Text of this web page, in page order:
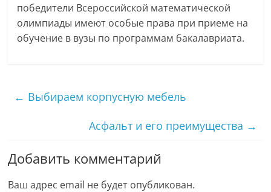
победители Всероссийской математической
олимпиады имеют особые права при приеме на
обучение в вузы по программам бакалавриата.
← Выбираем корпусную мебель
Асфальт и его преимущества →
Добавить комментарий
Ваш адрес email не будет опубликован.